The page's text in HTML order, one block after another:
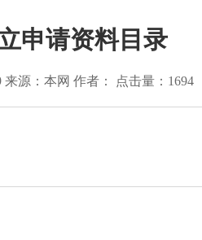
申请资料目录
来源：本网 作者： 点击量： 1694